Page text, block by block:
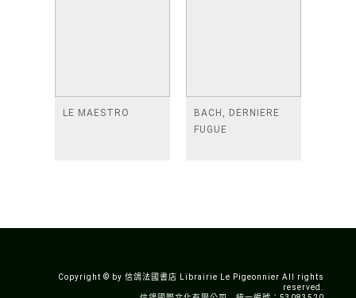
LE MAESTRO
BACH, DERNIERE
FUGUE
Copyright © by 信鴿法國書店 Librairie Le Pigeonnier All rights
reserved.